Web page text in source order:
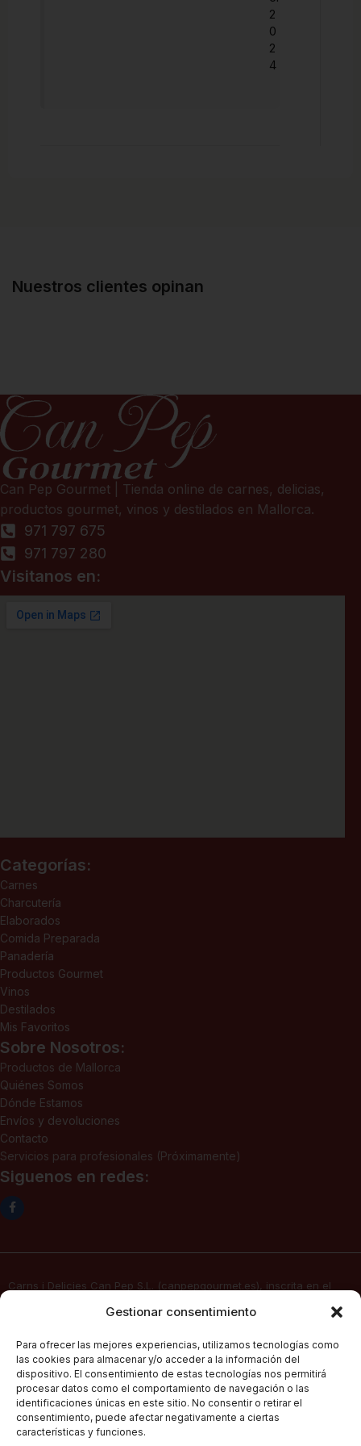
Gestionar consentimiento
Para ofrecer las mejores experiencias, utilizamos tecnologías como
las cookies para almacenar y/o acceder a la información del
dispositivo. El consentimiento de estas tecnologías nos permitirá
procesar datos como el comportamiento de navegación o las
identificaciones únicas en este sitio. No consentir o retirar el
consentimiento, puede afectar negativamente a ciertas
características y funciones.
2
0
2
4
Nuestros clientes opinan
Can Pep Gourmet | Tienda online de carnes, delicias,
productos gourmet, vinos y destilados en Mallorca.
971 797 675
971 797 280
Visitanos en:
Categorías:
Carnes
Charcutería
Elaborados
Comida Preparada
Panadería
Productos Gourmet
Vinos
Destilados
Mis Favoritos
Sobre Nosotros:
Productos de Mallorca
Quiénes Somos
Dónde Estamos
Envíos y devoluciones
Contacto
Servicios para profesionales (Próximamente)
Siguenos en redes:
Carns i Delicies Can Pep S.L. (canpepgourmet.es), inscrita en el
1ª, fecha 02/06/2025, con domicilio social en c/ Major Nº 115,
sus servicios de venta electrónica por Internet a través de su
página web canpepgourmet.es
Can Pep Gourmet2026.
Todos los derechos